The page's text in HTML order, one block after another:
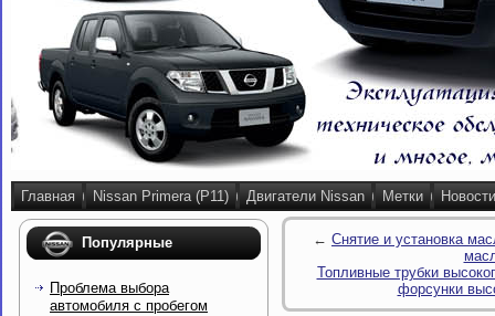
Главная Nissan Primera (P11) Двигатели Nissan Метки Новости
Популярные
Проблема выбора
автомобиля с пробегом
← Снятие и установка
Топливные трубки
форсунки